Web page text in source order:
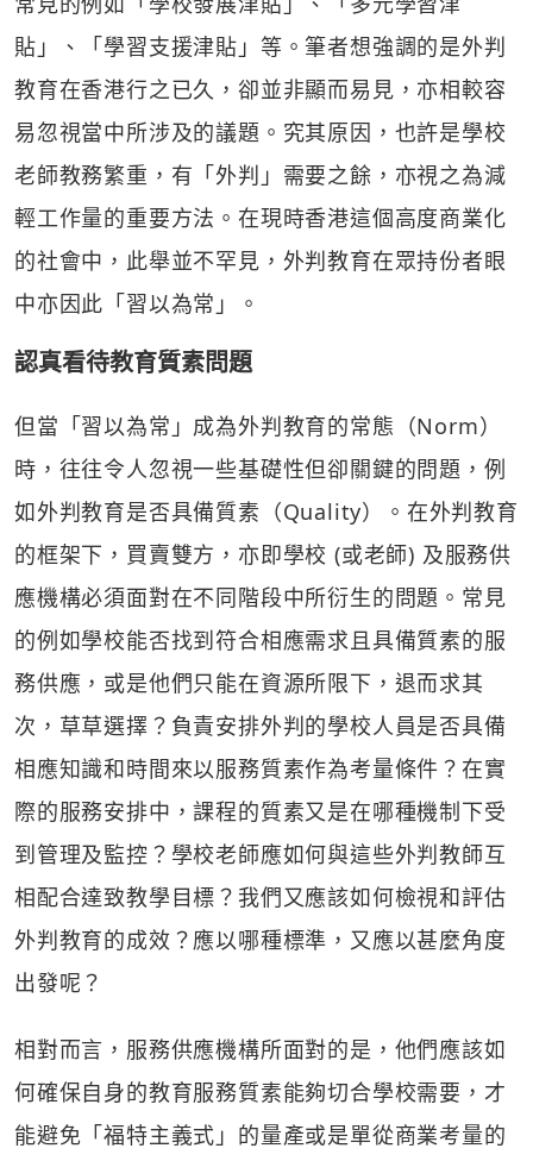
貼」、「學習支援津貼」等。筆者想強調的是外判
教育在香港行之已久，卻並非顯而易見，亦相較容
易忽視當中所涉及的議題。究其原因，也許是學校
老師教務繁重，有「外判」需要之餘，亦視之為減
輕工作量的重要方法。在現時香港這個高度商業化
的社會中，此舉並不罕見，外判教育在眾持份者眼
中亦因此「習以為常」。
認真看待教育質素問題
但當「習以為常」成為外判教育的常態（Norm）
時，往往令人忽視一些基礎性但卻關鍵的問題，例
如外判教育是否具備質素（Quality）。在外判教育
的框架下，買賣雙方，亦即學校 (或老師) 及服務供
應機構必須面對在不同階段中所衍生的問題。常見
的例如學校能否找到符合相應需求且具備質素的服
務供應，或是他們只能在資源所限下，退而求其
次，草草選擇？負責安排外判的學校人員是否具備
相應知識和時間來以服務質素作為考量條件？在實
際的服務安排中，課程的質素又是在哪種機制下受
到管理及監控？學校老師應如何與這些外判教師互
相配合達致教學目標？我們又應該如何檢視和評估
外判教育的成效？應以哪種標準，又應以甚麼角度
出發呢？
相對而言，服務供應機構所面對的是，他們應該如
何確保自身的教育服務質素能夠切合學校需要，才
能避免「福特主義式」的量產或是單從商業考量的